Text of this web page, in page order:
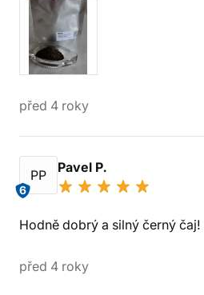
před 4 roky
PP
6
Pavel P.
Hodně dobrý a silný černý čaj!
před 4 roky